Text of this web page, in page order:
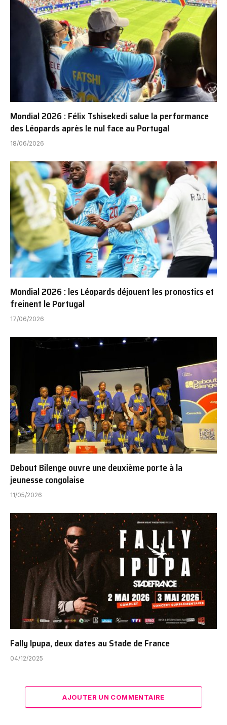
Mondial 2026 : Félix Tshisekedi salue la performance
des Léopards après le nul face au Portugal
18/06/2026
Mondial 2026 : les Léopards déjouent les pronostics et
freinent le Portugal
17/06/2026
Debout Bilenge ouvre une deuxième porte à la
jeunesse congolaise
11/05/2026
Fally Ipupa, deux dates au Stade de France
04/12/2025
AJOUTER UN COMMENTAIRE